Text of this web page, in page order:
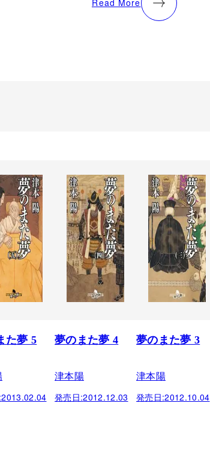
Read More
た夢 5
2013.02.04
夢のまた夢 4
津本陽
発売日:2012.12.03
夢のまた夢 3
津本陽
発売日:2012.10.04